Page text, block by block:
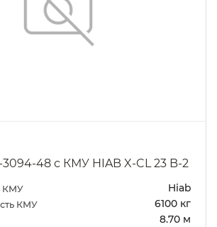
3094-48 с КМУ HIAB X-CL 23 B-2
КМУ Hiab
КМУ 6100 кг
8.70 м